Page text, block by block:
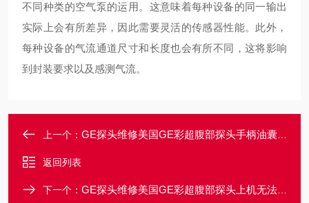
不同种类的空气泵的运用。这意味着每种设备的同一输出
实际上会有所差异，因此需要灵活的传感器性能。此外，
每种设备的气流通道尺寸和长度也会有所不同，这将影响
到封装要求以及感测气流。
上一个： GE探头维修美国GE彩超腹部探头手柄油囊破损漏油维修
返回列表
下一个： GE探头维修美国GE彩超腹部探头上机无法使用售后维修